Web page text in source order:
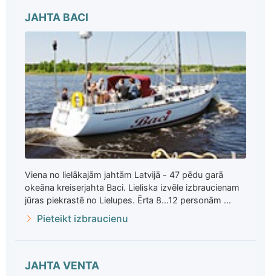
JAHTA BACI
Viena no lielākajām jahtām Latvijā - 47 pēdu garā
okeāna kreiserjahta Baci. Lieliska izvēle izbraucienam
jūras piekrastē no Lielupes. Ērta 8...12 personām ...
Pieteikt izbraucienu
JAHTA VENTA